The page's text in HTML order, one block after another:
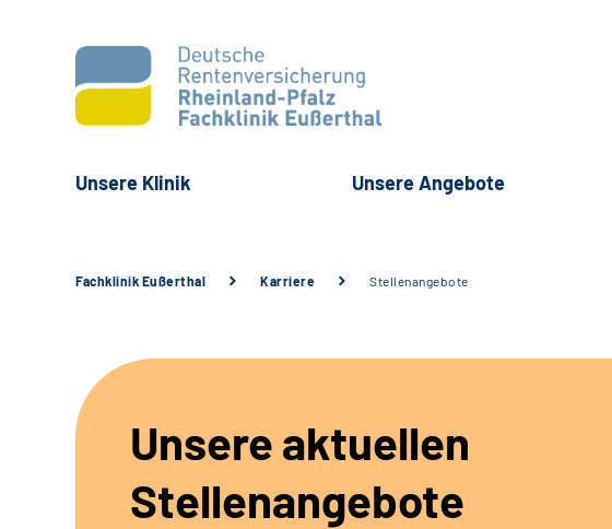
Unsere Klinik Unsere Angebote
Fachklinik Eußerthal Karriere Stellenangebote
Unsere aktuellen
Stellenangebote